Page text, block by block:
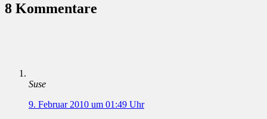
8 Kommentare
Suse
9. Februar 2010 um 01:49 Uhr